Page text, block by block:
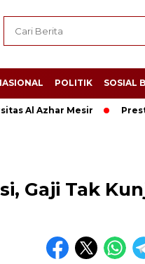
POLITIK SOSIAL
Mesir Prestasi
Gaji Tak